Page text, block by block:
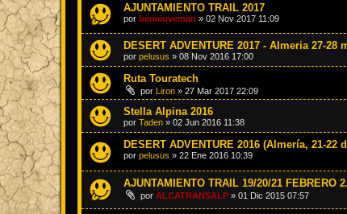
AJUNTAMIENTO TRAIL 2017
por bemeuveman » 02 Nov 2017 11:09
DESERT ADVENTURE 2017 - Almeria 27-28
por pelusus » 08 Nov 2016 17:00
Ruta Touratech
por Liron » 27 Mar 2017 22:09
Stella Alpina 2016
por Taden » 02 Jun 2016 11:38
DESERT ADVENTURE 2016 (Almería, 21-22
por pelusus » 22 Ene 2016 10:39
AJUNTAMIENTO TRAIL 19/20/21 FEBRERO
por ALCATRANSALP » 01 Dic 2015 07:57